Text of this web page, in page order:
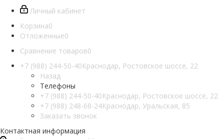
Личный кабинет
Корзина0
Отложенные0
Сравнение товаров0
+7 (988) 244-50-40Краснодар, Ростовское шоссе, 22
Назад
Телефоны
+7 (988) 244-50-40Краснодар, Ростовское шоссе, 22
+7 (988) 248-68-24Краснодар, Уральская, 85
Заказать звонок
Контактная информация